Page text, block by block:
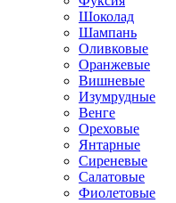
Шоколад
Шампань
Оливковые
Оранжевые
Вишневые
Изумрудные
Венге
Ореховые
Янтарные
Сиреневые
Салатовые
Фиолетовые